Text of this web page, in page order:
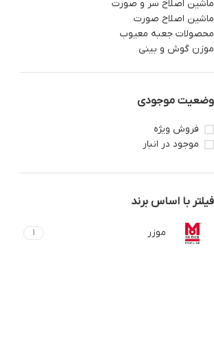
ماشین اصلاح سر و صورت
ماشین اصلاح صورت
محصولات جعبه معیوب
موزن گوش و بینی
وضعیت موجودی
فروش ویژه
موجود در انبار
فیلتر با اساس برند
موزر 1